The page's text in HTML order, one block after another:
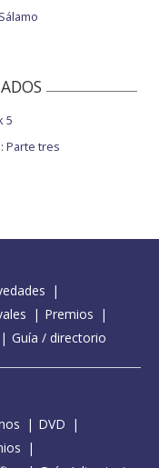
5
Parte tres
Premios
Guía / directorio
DVD